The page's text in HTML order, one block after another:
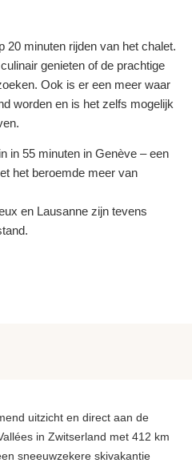
20 minuten rijden van het chalet.
genieten of de prachtige
Ook is er een meer waar
worden en is het zelfs mogelijk
in 55 minuten in Genève – een
het beroemde meer van
en Lausanne zijn tevens
uitzicht en direct aan de
in Zwitserland met 412 km
sneeuwzekere skivakantie